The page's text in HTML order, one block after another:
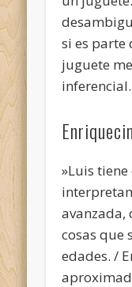
si es parte
juguete
»Luis tiene
avanzada,
cosas que
edades. /